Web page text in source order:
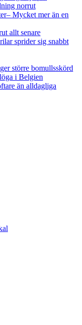
norrut
Mycket mer än en
allt senare
sprider sig snabbt
större bomullsskörd
i Belgien
än alldagliga